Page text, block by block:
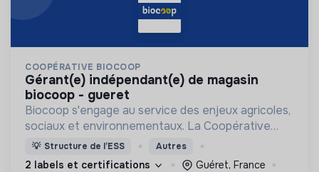
COOPÉRATIVE BIOCOOP
gérant(e) indépendant(e) de magasin
biocoop - gueret
Biocoop s'engage au service des enjeux agricoles,
sociaux et environnementaux. La Coopérative
défend LA bio : une agriculture biologique,
paysanne et de proximité, sans concession!
💡 Structure de l’ESS Autres
2 labels et certifications
Guéret, France